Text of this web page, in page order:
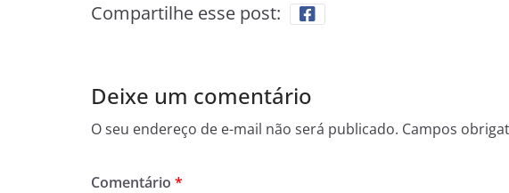
Compartilhe esse post:
Deixe um comentário
O seu endereço de e-mail não será publicado. Campos
Comentário *